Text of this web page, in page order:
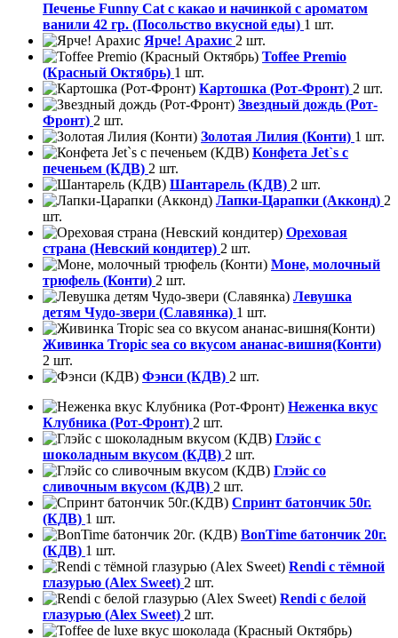
Печенье Funny Сat с какао и начинкой с ароматом
ванили 42 гр. (Посольство вкусной еды) 1 шт.
Ярче! Арахис 2 шт.
Toffee Premio
(Красный Октябрь) 1 шт.
Картошка (Рот-Фронт) 2 шт.
Звездный дождь (Рот-
Фронт) 2 шт.
Золотая Лилия (Конти) 1 шт.
Конфета Jet`s с
печеньем (КДВ) 2 шт.
Шантарель (КДВ) 2 шт.
Лапки-Царапки (Акконд) 2
шт.
Ореховая
страна (Невский кондитер) 2 шт.
Моне, молочный
трюфель (Конти) 2 шт.
Левушка
детям Чудо-звери (Славянка) 1 шт.
Живинка Tropic sea со вкусом ананас-вишня(Конти)
2 шт.
Фэнси (КДВ) 2 шт.
Неженка вкус
Клубника (Рот-Фронт) 2 шт.
Глэйс с
шоколадным вкусом (КДВ) 2 шт.
Глэйс со
сливочным вкусом (КДВ) 2 шт.
Спринт батончик 50г.
(КДВ) 1 шт.
BonTime батончик 20г.
(КДВ) 1 шт.
Rendi с тёмной
глазурью (Alex Sweet) 2 шт.
Rendi с белой
глазурью (Alex Sweet) 2 шт.